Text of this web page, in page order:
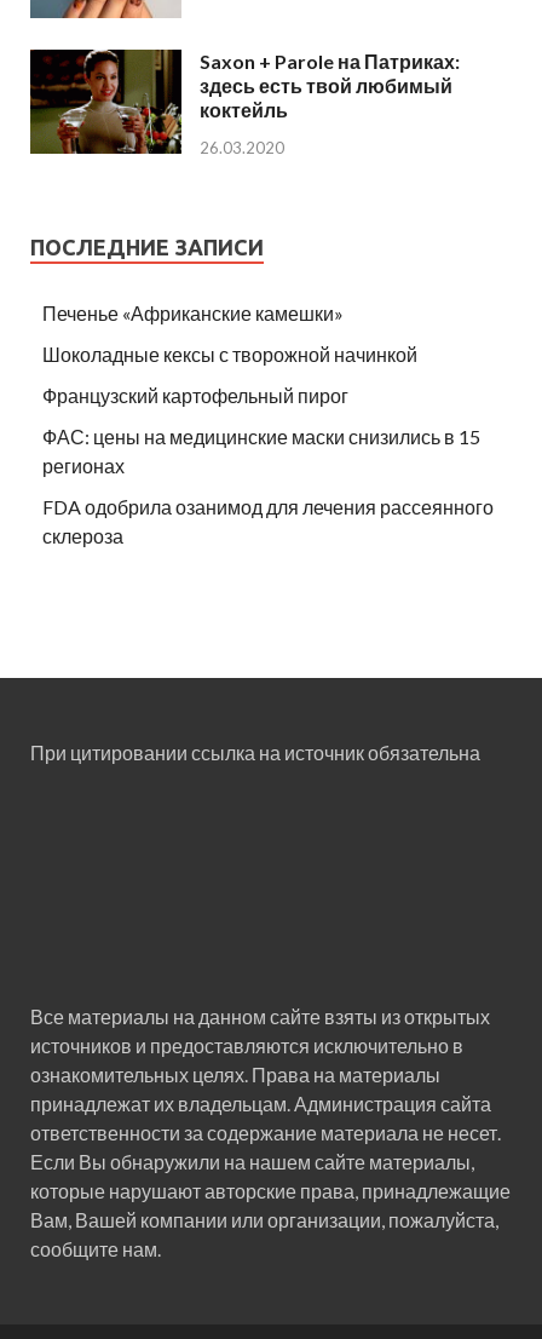
Saxon + Parole на Патриках:
здесь есть твой любимый
коктейль
26.03.2020
ПОСЛЕДНИЕ ЗАПИСИ
Печенье «Африканские камешки»
Шоколадные кексы с творожной начинкой
Французский картофельный пирог
ФАС: цены на медицинские маски снизились в 15
регионах
FDA одобрила озанимод для лечения рассеянного
склероза
При цитировании ссылка на источник обязательна
Все материалы на данном сайте взяты из открытых
источников и предоставляются исключительно в
ознакомительных целях. Права на материалы
принадлежат их владельцам. Администрация сайта
ответственности за содержание материала не несет.
Если Вы обнаружили на нашем сайте материалы,
которые нарушают авторские права, принадлежащие
Вам, Вашей компании или организации, пожалуйста,
сообщите нам.